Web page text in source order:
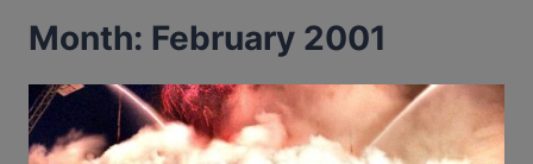
Month: February 2001